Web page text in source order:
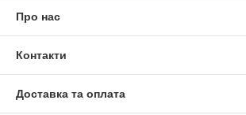
Про нас
Контакти
Доставка та оплата